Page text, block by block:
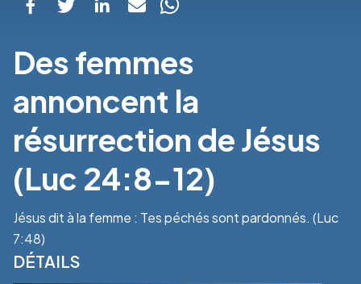
Des femmes
annoncent la
résurrection de Jésus
(Luc 24:8-12)
Jésus dit à la femme : Tes péchés sont pardonnés. (Luc
7:48)
DÉTAILS